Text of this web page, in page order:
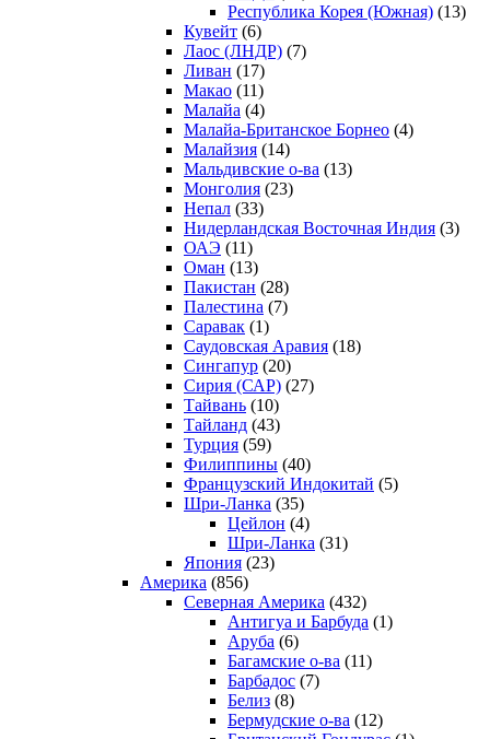
Республика Корея (Южная) (13)
Кувейт (6)
Лаос (ЛНДР) (7)
Ливан (17)
Макао (11)
Малайа (4)
Малайа-Британское Борнео (4)
Малайзия (14)
Мальдивские о-ва (13)
Монголия (23)
Непал (33)
Нидерландская Восточная Индия (3)
ОАЭ (11)
Оман (13)
Пакистан (28)
Палестина (7)
Саравак (1)
Саудовская Аравия (18)
Сингапур (20)
Сирия (САР) (27)
Тайвань (10)
Тайланд (43)
Турция (59)
Филиппины (40)
Французский Индокитай (5)
Шри-Ланка (35)
Цейлон (4)
Шри-Ланка (31)
Япония (23)
Америка (856)
Северная Америка (432)
Антигуа и Барбуда (1)
Аруба (6)
Багамские о-ва (11)
Барбадос (7)
Белиз (8)
Бермудские о-ва (12)